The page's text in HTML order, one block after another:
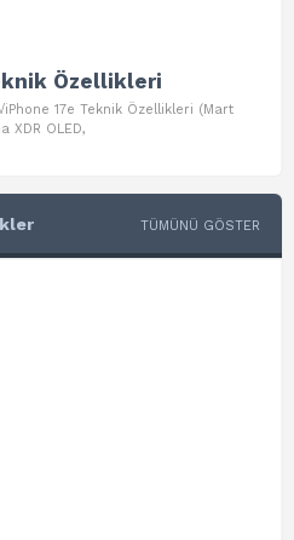
Özellikleri
17e Teknik Özellikleri (Mart
XDR OLED,
TÜMÜNÜ GÖSTER